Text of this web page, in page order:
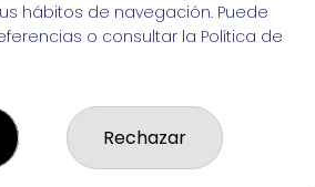
hábitos de navegación. Puede
o consultar la Política de
Rechazar